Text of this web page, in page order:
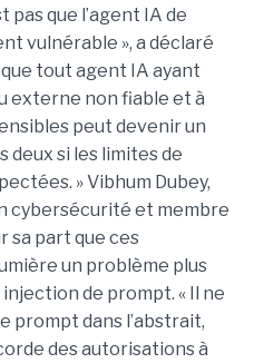
pas que l’agent IA de
vulnérable », a déclaré
tout agent IA ayant
externe non fiable et à
peut devenir un
si les limites de
» Vibhum Dubey,
cybersécurité et membre
sa part que ces
un problème plus
de prompt. « Il ne
prompt dans l’abstrait,
des autorisations à